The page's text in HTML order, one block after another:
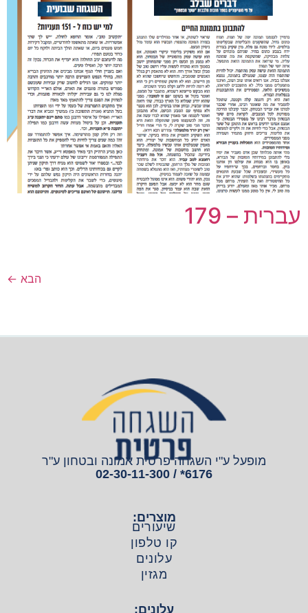
עברית – 179
הבא ←
מופעל ע"י השגחה פרטית אמונה ובטחון ע"ר
6176* / 02-30-11-300
מוצרים:
שיעורים
קו טלפון
עלונים
מגזין
עלונים: